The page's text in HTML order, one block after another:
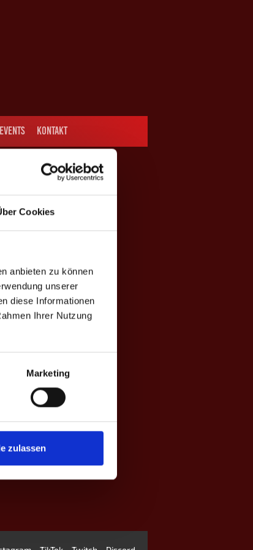
Cookies
anbieten zu können
unserer
diese Informationen
Ihrer Nutzung
Marketing
zulassen
EVENTS KONTAKT